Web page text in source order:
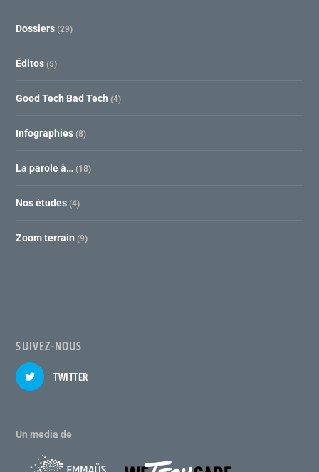
Dossiers (29)
Éditos (5)
Good Tech Bad Tech (4)
Infographies (8)
La parole à… (18)
Nos études (4)
Zoom terrain (9)
SUIVEZ-NOUS
TWITTER
Un media de